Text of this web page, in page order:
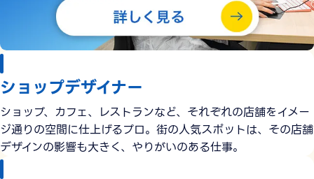
ショップデザイナー
ショップ、カフェ、レストランなど、それぞれの店舗をイメー
ジ通りの空間に仕上げるプロ。街の人気スポットは、その店舗
デザインの影響も大きく、やりがいのある仕事。